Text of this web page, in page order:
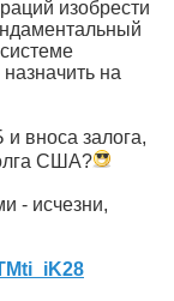
изобрести
на
вноса залога,
США?
- исчезни,